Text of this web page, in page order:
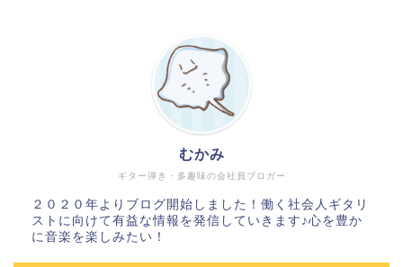
ギター弾き・多趣味の会社員ブロガー
むかみ
２０２０年よりブログ開始しました！働く社会人ギタリ
ストに向けて有益な情報を発信していきます♪心を豊か
に音楽を楽しみたい！